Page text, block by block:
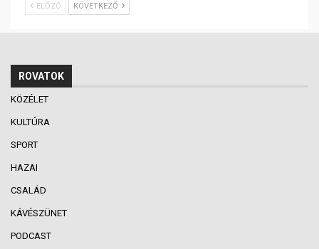
ELŐZŐ KÖVETKEZŐ
ROVATOK
KÖZÉLET
KULTÚRA
SPORT
HAZAI
CSALÁD
KÁVÉSZÜNET
PODCAST